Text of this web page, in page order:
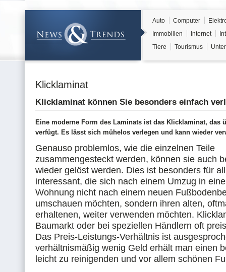
Auto Computer
Immobilien
Internet
Tiere
Tourismus
Klicklaminat
Klicklaminat können Sie besonders einfach
Eine moderne Form des Laminats ist das Klicklaminat, das
verfügt. Es lässt sich mühelos verlegen und kann wieder
Genauso problemlos, wie die einzelnen Teile
zusammengesteckt werden, können sie auch
wieder gelöst werden. Dies ist besonders für
interessant, die sich nach einem Umzug in
Wohnung nicht nach einem neuen
umschauen möchten, sondern ihren alten,
erhaltenen, weiter verwenden möchten.
Baumarkt oder bei speziellen Händlern oft
Das Preis-Leistungs-Verhältnis ist
verhältnismäßig wenig Geld erhält man einen
leicht zu reinigenden und vor allem schönen